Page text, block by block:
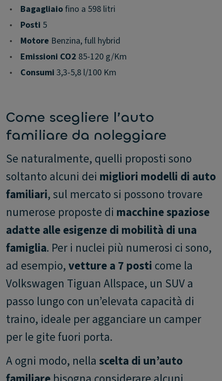
•
Bagagliaiofino a 598 litri
•
Posti 5
•
Motore Benzina, full hybrid
•
Emissioni CO2 85-120 g/Km
•
Consumi 3,3-5,8 l/100 Km
Come scegliere l’auto
familiare da noleggiare
Se naturalmente, quelli proposti sono
soltanto alcuni dei migliori modelli di auto
familiari, sul mercato si possono trovare
numerose proposte di macchine spaziose
adatte alle esigenze di mobilità di una
famiglia. Per i nuclei più numerosi ci sono,
ad esempio,vetture a 7 posti come la
Volkswagen Tiguan Allspace, un SUV a
passo lungo con un’elevata capacità di
traino, ideale per agganciare un camper
per le gite fuori porta.
A ogni modo, nella scelta di un’auto